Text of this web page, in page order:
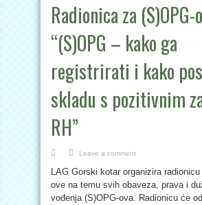
Radionica za (S)OPG-
“(S)OPG – kako ga
registrirati i kako
skladu s pozitivnim
RH”
Leave a comment
LAG Gorski kotar organizira
ove na temu svih obaveza, prava i
vođenja (S)OPG-ova. Radionicu će